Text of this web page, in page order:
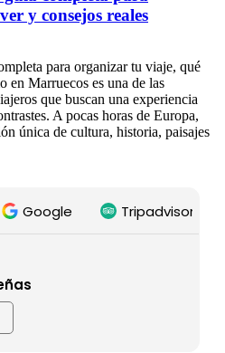
y consejos reales
para organizar tu viaje, qué
en Marruecos es una de las
que buscan una experiencia
A pocas horas de Europa,
única de cultura, historia, paisajes
Google Tripadvisor